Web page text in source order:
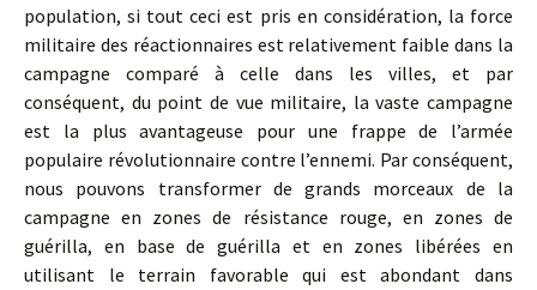
population, si tout ceci est pris en considération, la force
militaire des réactionnaires est relativement faible dans la
campagne comparé à celle dans les villes, et par
conséquent, du point de vue militaire, la vaste campagne
est la plus avantageuse pour une frappe de l’armée
populaire révolutionnaire contre l’ennemi. Par conséquent,
nous pouvons transformer de grands morceaux de la
campagne en zones de résistance rouge, en zones de
guérilla, en base de guérilla et en zones libérées en
utilisant le terrain favorable qui est abondant dans